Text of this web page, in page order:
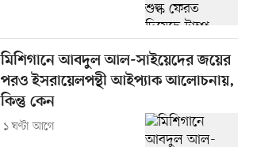
মিশিগানে আবদুল আল-সাইয়েদের জয়ের
পরও ইসরায়েলপন্থী আইপ্যাক আলোচনায়,
কিন্তু কেন
১ ঘণ্টা আগে